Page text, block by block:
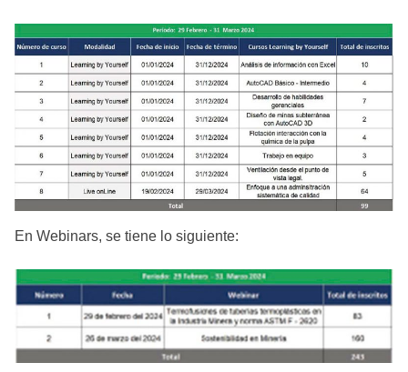
En Webinars, se tiene lo siguiente: